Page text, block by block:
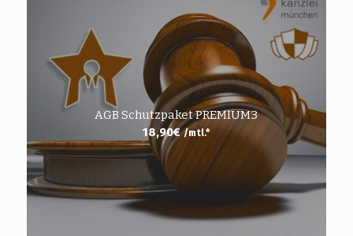
AGB Schutzpaket PREMIUM3
18,90€ /mtl.*